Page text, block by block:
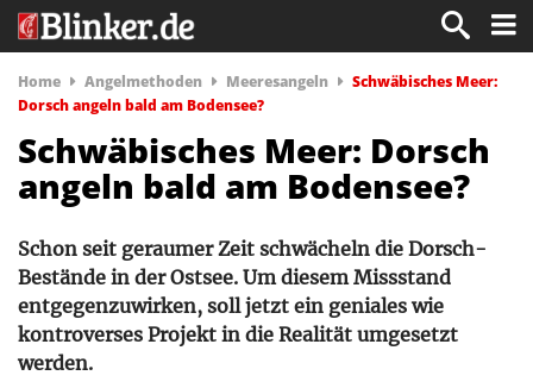
Home Angelmethoden Meeresangeln
Schwäbisches Meer:
Dorsch angeln bald am Bodensee?
Schwäbisches Meer: Dorsch
angeln bald am Bodensee?
Schon seit geraumer Zeit schwächeln die Dorsch-
Bestände in der Ostsee. Um diesem Missstand
entgegenzuwirken, soll jetzt ein geniales wie
kontroverses Projekt in die Realität umgesetzt
werden.